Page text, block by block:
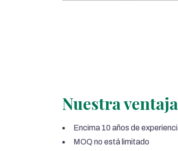
Nuestra ventaja
Encima 10 años de
MOQ no está limitado